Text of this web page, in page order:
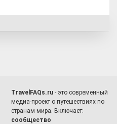
TravelFAQs.ru - это современный
медиа-проект о путешествиях по
странам мира. Включает:
сообщество